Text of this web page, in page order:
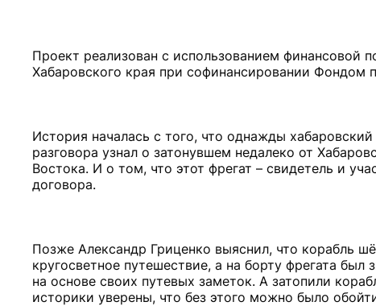
Проект реализован с использованием финансовой
Хабаровского края при софинансировании Фондом
История началась с того, что однажды
разговора узнал о затонувшем недалеко от
Востока. И о том, что этот фрегат – свидетель и
договора.
Позже Александр Гриценко выяснил, что корабль
кругосветное путешествие, а на борту фрегата
на основе своих путевых заметок. А затопили
историки уверены, что без этого можно было